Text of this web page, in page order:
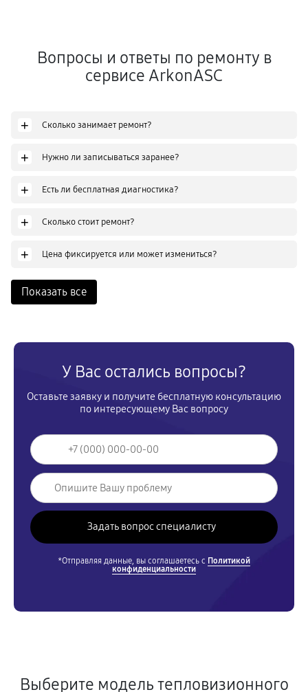
Вопросы и ответы по ремонту в
сервисе ArkonASC
+ Сколько занимает ремонт?
+ Нужно ли записываться заранее?
+ Есть ли бесплатная диагностика?
+ Сколько стоит ремонт?
+ Цена фиксируется или может измениться?
Показать все
У Вас остались вопросы?
Оставьте заявку и получите бесплатную консультацию
по интересующему Вас вопросу
*Отправляя данные, вы соглашаетесь с Политикой
конфиденциальности
Выберите модель тепловизионного